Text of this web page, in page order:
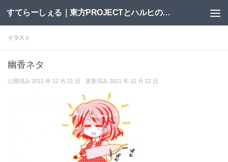
コンテンツへスキップ すてらーしぇる｜東方PROJECTとハルヒの二次創作サイト
イラスト
幽香ネタ
公開済み 2011 年 12 月 21 日 · 更新済み 2011 年 12 月 22 日